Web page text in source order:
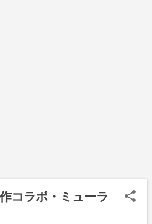
chu／腹黒 ピカソ／船井雪乃／
／松岡 友／宮川あゆみ／YAAKO
コラボ・ミューラ